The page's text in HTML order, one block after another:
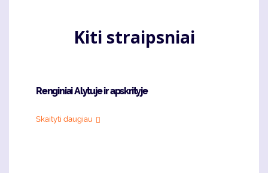
Kiti straipsniai
Renginiai Alytuje ir apskrityje
Skaityti daugiau